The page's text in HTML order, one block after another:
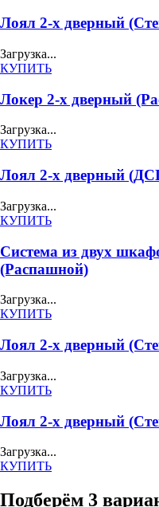
Лоял 2-х дверный
Загрузка...
КУПИТЬ
Локер 2-х дверный
Загрузка...
КУПИТЬ
Лоял 2-х дверный
Загрузка...
КУПИТЬ
Система из двух
(Распашной)
Загрузка...
КУПИТЬ
Лоял 2-х дверный
Загрузка...
КУПИТЬ
Лоял 2-х дверный
Загрузка...
КУПИТЬ
Подберём 3